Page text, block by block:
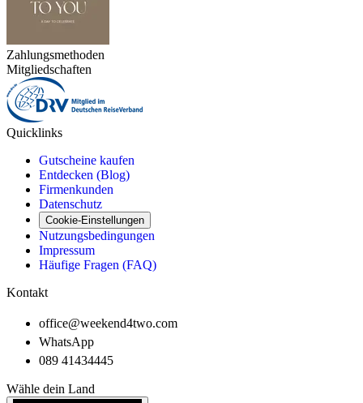
Zahlungsmethoden
Mitgliedschaften
Quicklinks
Gutscheine kaufen
Entdecken (Blog)
Firmenkunden
Datenschutz
Cookie-Einstellungen
Nutzungsbedingungen
Impressum
Häufige Fragen (FAQ)
Kontakt
office@weekend4two.com
WhatsApp
089 41434445
Wähle dein Land